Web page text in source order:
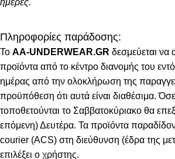
ημέρες.
Πληροφορίες παράδοσης:
To AA-UNDERWEAR.GR δεσμεύεται να
προϊόντα από το κέντρο διανομής του
ημέρας από την ολοκλήρωση της
προϋπόθεση ότι αυτά είναι διαθέσιμα.
τοποθετούνται το Σαββατοκύριακο θα
επόμενη) Δευτέρα. Τα προϊόντα
courier (ACS) στη διεύθυνση (έδρα της
επιλέξει ο χρήστης.